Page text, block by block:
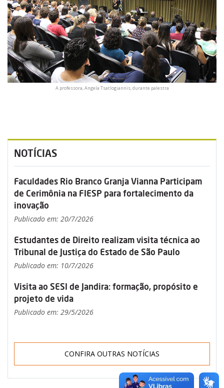
A professora, Angela Tsatlogiannis, durante palestra
NOTÍCIAS
Faculdades Rio Branco Granja Vianna Participam
de Cerimônia na FIESP para fortalecimento da
inovação
Publicado em: 20/7/2026
Estudantes de Direito realizam visita técnica ao
Tribunal de Justiça do Estado de São Paulo
Publicado em: 10/7/2026
Visita ao SESI de Jandira: formação, propósito e
projeto de vida
Publicado em: 29/5/2026
CONFIRA OUTRAS NOTÍCIAS